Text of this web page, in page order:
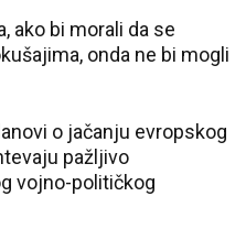
ako bi morali da se
onda ne bi mogli
o jačanju evropskog
pažljivo
vojno-političkog